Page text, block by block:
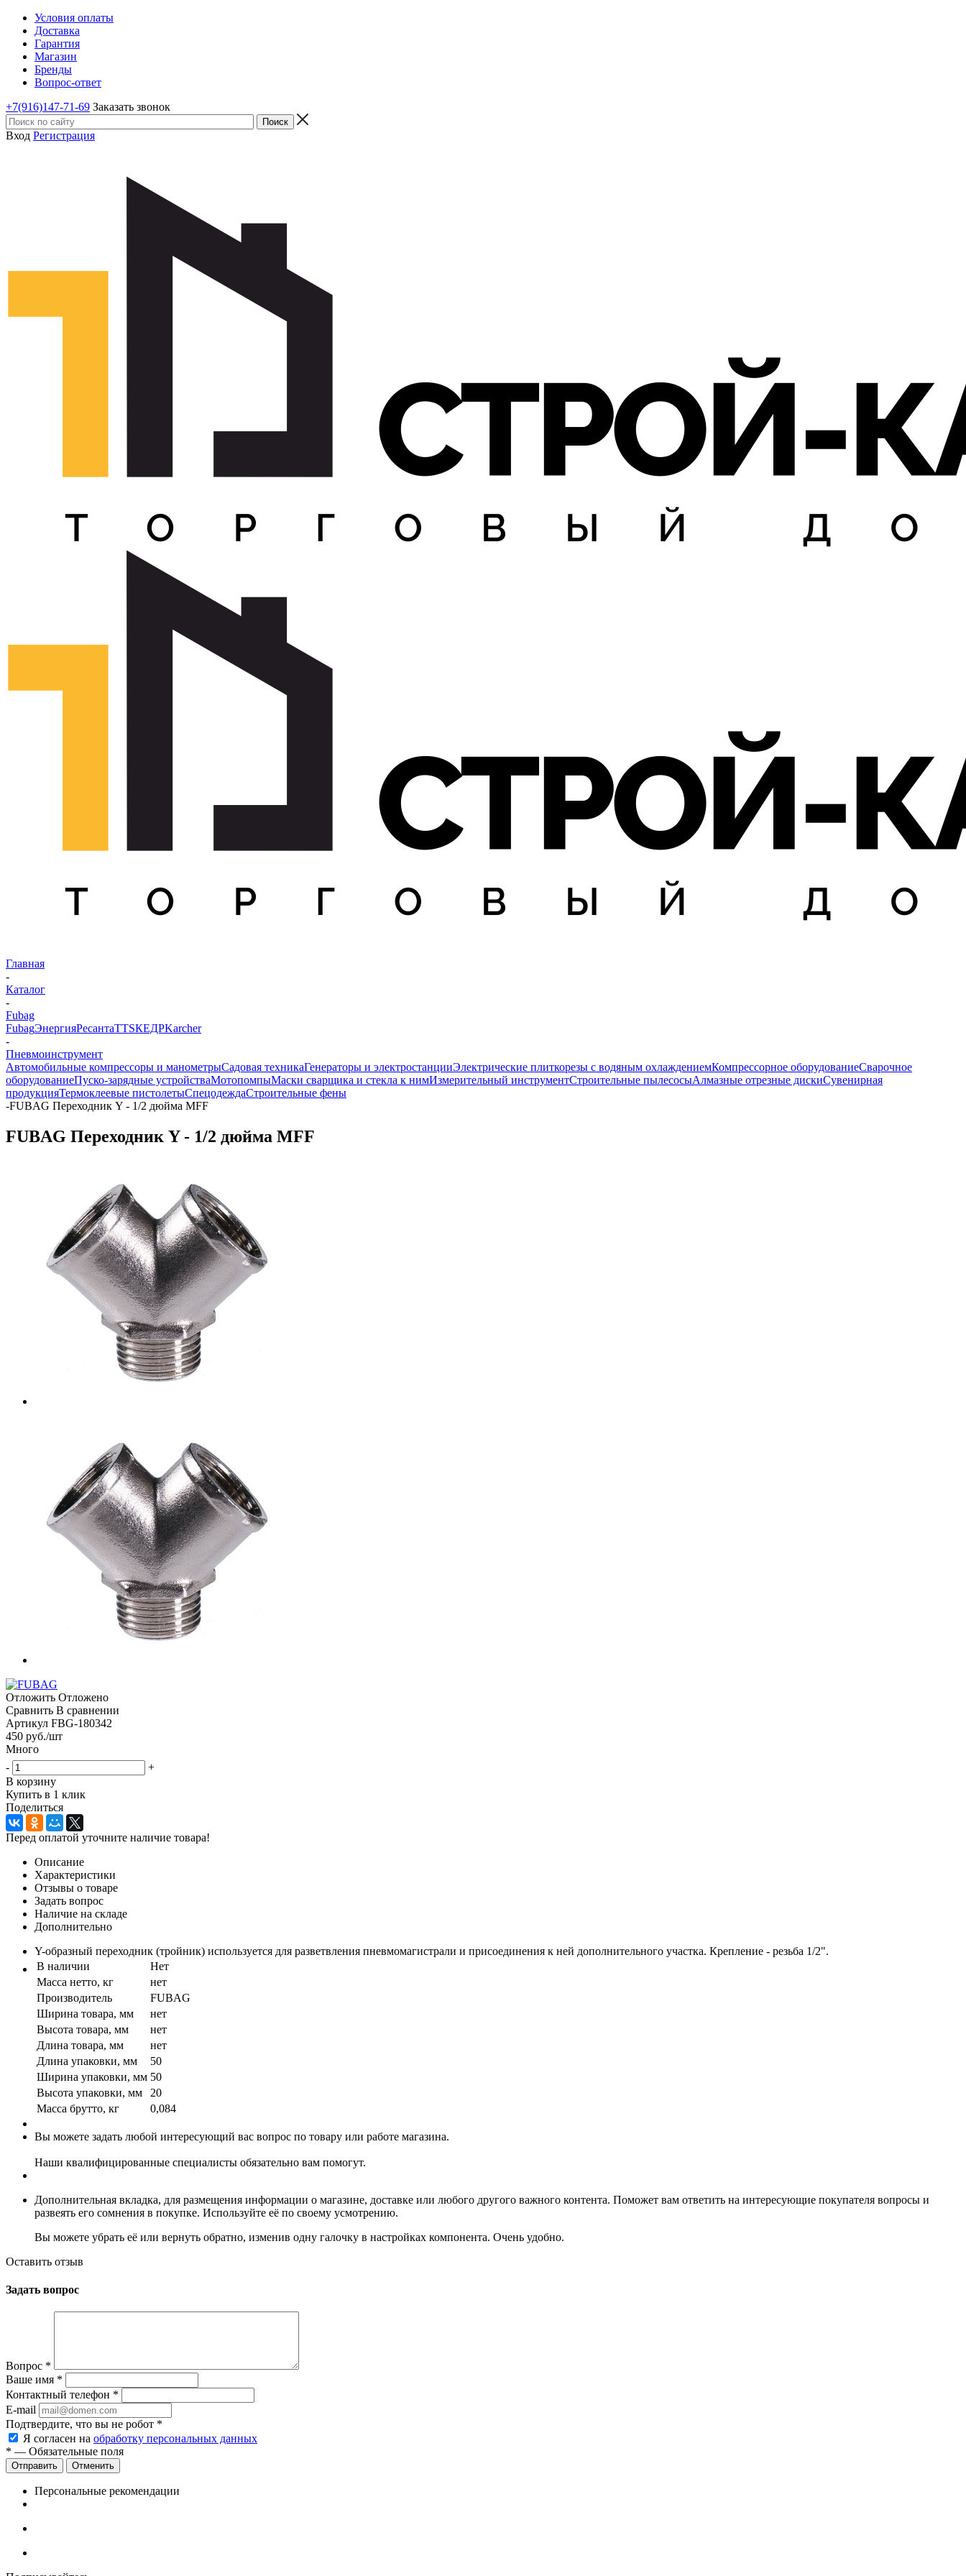
Условия оплаты
Доставка
Гарантия
Магазин
Бренды
Вопрос-ответ
+7(916)147-71-69 Заказать звонок
Вход Регистрация
Главная
-
Каталог
-
Fubag
FubagЭнергияРесантаTTSКЕДРKarcher
-
Пневмоинструмент
Автомобильные компрессоры и манометрыСадовая техникаГенераторы и электростанцииЭлектрические плиткорезы с водяным охлаждениемКомпрессорное оборудованиеСварочное
оборудованиеПуско-зарядные устройстваМотопомпыМаски сварщика и стекла к нимИзмерительный инструментСтроительные пылесосыАлмазные отрезные дискиСувенирная
продукцияТермоклеевые пистолетыСпецодеждаСтроительные фены
-FUBAG Переходник Y - 1/2 дюйма MFF
FUBAG Переходник Y - 1/2 дюйма MFF
Отложить Отложено
Сравнить В сравнении
Артикул FBG-180342
450 руб./шт
Много
-
+
В корзину
Купить в 1 клик
Поделиться
Перед оплатой уточните наличие товара!
Описание
Характеристики
Отзывы о товаре
Задать вопрос
Наличие на складе
Дополнительно
Y-образный переходник (тройник) используется для разветвления пневмомагистрали и присоединения к ней дополнительного участка. Крепление - резьба 1/2".
В наличии
Нет
Масса нетто, кг
нет
Производитель
FUBAG
Ширина товара, мм
нет
Высота товара, мм
нет
Длина товара, мм
нет
Длина упаковки, мм
50
Ширина упаковки, мм 50
Высота упаковки, мм
20
Масса брутто, кг
0,084
Вы можете задать любой интересующий вас вопрос по товару или работе магазина.
Наши квалифицированные специалисты обязательно вам помогут.
Дополнительная вкладка, для размещения информации о магазине, доставке или любого другого важного контента. Поможет вам ответить на интересующие покупателя вопросы и
развеять его сомнения в покупке. Используйте её по своему усмотрению.
Вы можете убрать её или вернуть обратно, изменив одну галочку в настройках компонента. Очень удобно.
Оставить отзыв
Задать вопрос
Вопрос *
Ваше имя *
Контактный телефон *
E-mail
Подтвердите, что вы не робот *
Я согласен на обработку персональных данных
* — Обязательные поля
Отменить
Персональные рекомендации